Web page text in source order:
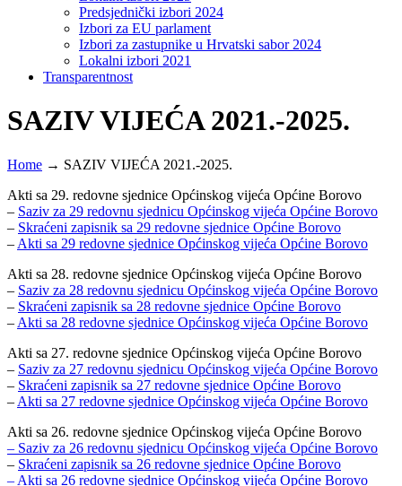
Predsjednički izbori 2024
Izbori za EU parlament
Izbori za zastupnike u Hrvatski sabor 2024
Lokalni izbori 2021
Transparentnost
SAZIV VIJEĆA 2021.-2025.
Home → SAZIV VIJEĆA 2021.-2025.
Akti sa 29. redovne sjednice Općinskog vijeća Općine Borovo
– Saziv za 29 redovnu sjednicu Općinskog vijeća Općine Borovo
– Skraćeni zapisnik sa 29 redovne sjednice Općine Borovo
– Akti sa 29 redovne sjednice Općinskog vijeća Općine Borovo
Akti sa 28. redovne sjednice Općinskog vijeća Općine Borovo
– Saziv za 28 redovnu sjednicu Općinskog vijeća Općine Borovo
– Skraćeni zapisnik sa 28 redovne sjednice Općine Borovo
– Akti sa 28 redovne sjednice Općinskog vijeća Općine Borovo
Akti sa 27. redovne sjednice Općinskog vijeća Općine Borovo
– Saziv za 27 redovnu sjednicu Općinskog vijeća Općine Borovo
– Skraćeni zapisnik sa 27 redovne sjednice Općine Borovo
– Akti sa 27 redovne sjednice Općinskog vijeća Općine Borovo
Akti sa 26. redovne sjednice Općinskog vijeća Općine Borovo
– Saziv za 26 redovnu sjednicu Općinskog vijeća Općine Borovo
– Skraćeni zapisnik sa 26 redovne sjednice Općine Borovo
– Akti sa 26 redovne sjednice Općinskog vijeća Općine Borovo